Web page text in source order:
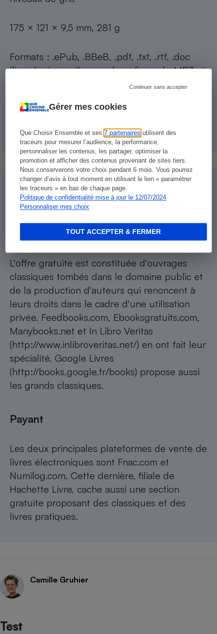
Gérer mes cookies
Que Choisir Ensemble et ses7 partenaires utilisent des
traceurs pour mesurer l’audience, la performance,
personnaliser les contenus, les partager, optimiser la
promotion et afficher des contenus provenant de sites tiers.
Nous conserverons votre choix pendant 6 mois. Vous pourrez
changer d’avis à tout moment en utilisant le lien « paramétrer
les traceurs » en bas de chaque page.
Politique de confidentialité mise à jour le 12/07/2024
Personnaliser mes choix
Continuer sans accepter
TOUT ACCEPTER & FERMER
175 × 121 × 9,5 mm, 281 g
Formats : .ePub, .BBeB, .pdf, .txt, .rtf, .doc
(livres) ; .jpg, .gif, .png, .bmp (image) ; MP3 et
393 Mo de mémoire disponible, extension SD
Où trouver des livres numérisés ?
L'offre gratuite est constituée d'ouvrages
classiques tombés dans le domaine public et
de la production d'auteurs qui renoncent à
leurs droits dans le cadre d'une utilisation
privée. Feedbooks.com, Ebooksgratuits.com,
Manybooks.net et In Libro Veritas
(http://www.inlibroveritas.net/) en ont fait leur
spécialité. Google Livres
(http://books.google.fr/books) propose aussi
les grands classiques.
Payant
Les deux principales plateformes de vente de
livres électroniques sont Fnac.com et
Numilog.com. Cette dernière, filiale de
Hachette Livre, cache aussi une section
gratuite proposant des classiques et des
livres pratiques.
Camille Gruhier
Test